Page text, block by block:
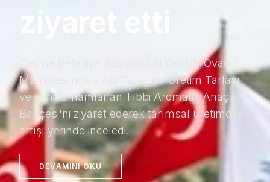
Çeşme Belediye Başkanı Lâl Denizli, Ovacık
Mahallesi'ndeki Ata Tohumu Üretim Tarlası
ve yeni tamamlanan Tıbbi Aromatik Anaç
Bahçesi'ni ziyaret ederek tarımsal üretimdeki
artışı yerinde inceledi.
DEVAMINI OKU